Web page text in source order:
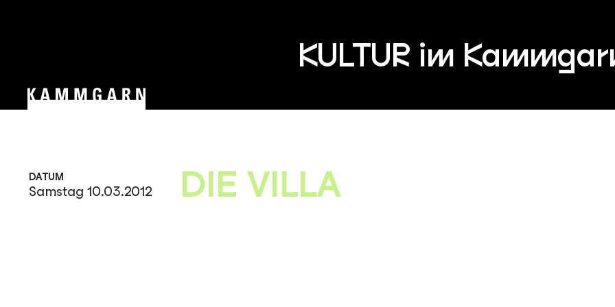
KULTUR im
DATUM
Samstag 10.03.2012 DIE VILLA